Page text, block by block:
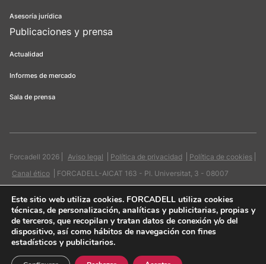
Asesoría jurídica
Publicaciones y prensa
Actualidad
Informes de mercado
Sala de prensa
Forcadell 2026 Aviso legal Política de privacidad
Política de cookies
Canal ético
FORCADELL-AICAT 163 - Pl. Universitat, 3 - 08007
Quiero contactar
Este sitio web utiliza cookies. FORCADELL utiliza cookies
técnicas, de personalización, analíticas y publicitarias, propias y
de terceros, que recopilan y tratan datos de conexión y/o del
dispositivo, así como hábitos de navegación con fines
estadísticos y publicitarios.